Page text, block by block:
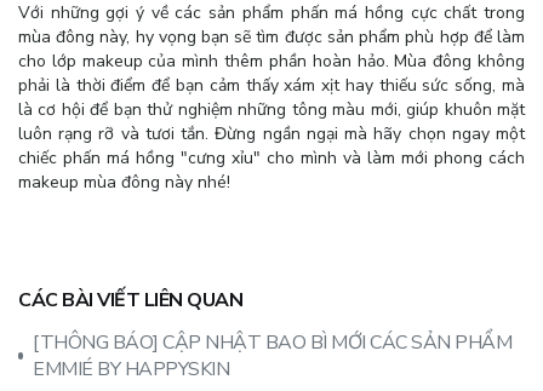
Với những gợi ý về các sản phẩm phấn má hồng cực chất trong
mùa đông này, hy vọng bạn sẽ tìm được sản phẩm phù hợp để làm
cho lớp makeup của mình thêm phần hoàn hảo. Mùa đông không
phải là thời điểm để bạn cảm thấy xám xịt hay thiếu sức sống, mà
là cơ hội để bạn thử nghiệm những tông màu mới, giúp khuôn mặt
luôn rạng rỡ và tươi tắn. Đừng ngần ngại mà hãy chọn ngay một
chiếc phấn má hồng "cưng xỉu" cho mình và làm mới phong cách
makeup mùa đông này nhé!
CÁC BÀI VIẾT LIÊN QUAN
[THÔNG BÁO] CẬP NHẬT BAO BÌ MỚI CÁC SẢN PHẨM
EMMIÉ BY HAPPYSKIN